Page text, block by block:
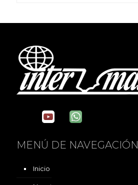
MENÚ DE NAVEGACIÓN
Inicio